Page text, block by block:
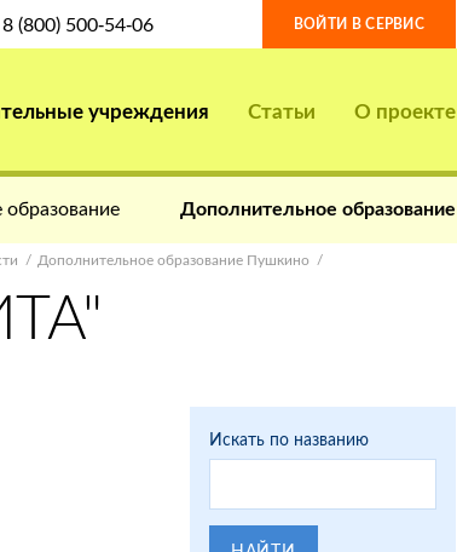
8 (800) 500-54-06 ВОЙТИ В СЕРВИС
учреждения Статьи О проекте
Дополнительное образование
Дополнительное образование Пушкино
Искать по названию